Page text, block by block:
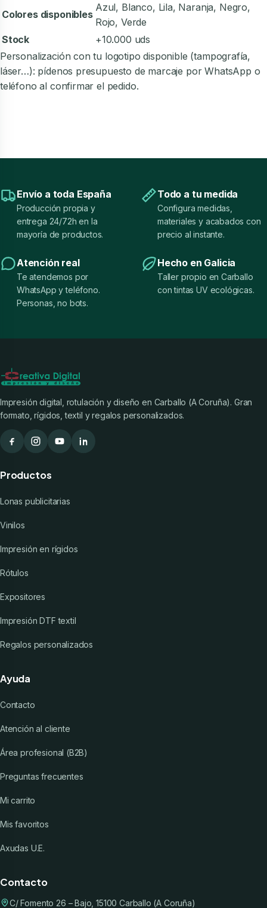
Colores disponibles
Azul, Blanco, Lila, Naranja, Negro,
Rojo, Verde
Stock
+10.000 uds
Personalización con tu logotipo disponible (tampografía,
láser…): pídenos presupuesto de marcaje por WhatsApp o
teléfono al confirmar el pedido.
Envío a toda España
Producción propia y
entrega 24/72h en la
mayoría de productos.
Todo a tu medida
Configura medidas,
materiales y acabados con
precio al instante.
Atención real
Te atendemos por
WhatsApp y teléfono.
Personas, no bots.
Hecho en Galicia
Taller propio en Carballo
con tintas UV ecológicas.
Impresión digital, rotulación y diseño en Carballo (A Coruña). Gran
formato, rígidos, textil y regalos personalizados.
Productos
Lonas publicitarias
Vinilos
Impresión en rígidos
Rótulos
Expositores
Impresión DTF textil
Regalos personalizados
Ayuda
Contacto
Atención al cliente
Área profesional (B2B)
Preguntas frecuentes
Mi carrito
Mis favoritos
Axudas U.E.
Contacto
C/ Fomento 26 – Bajo, 15100 Carballo (A Coruña)